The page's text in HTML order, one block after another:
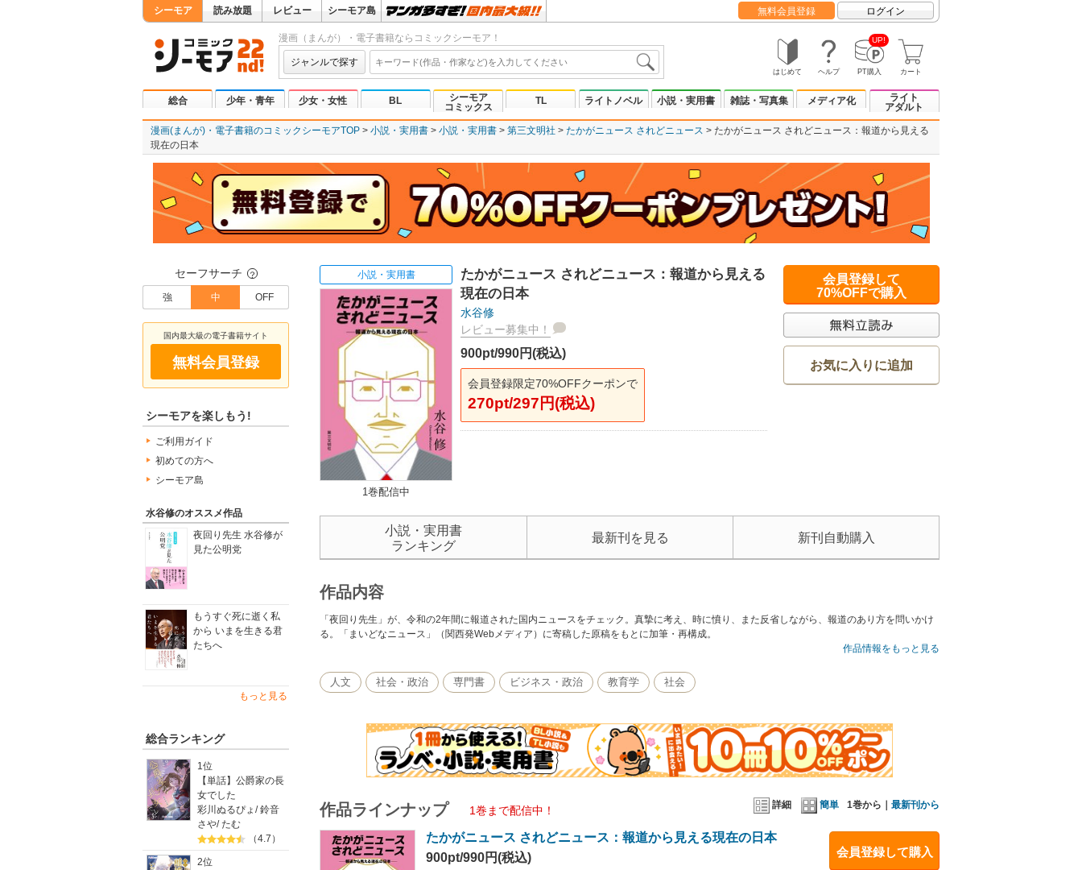
シーモア 読み放題 レビュー シーモア島 無料会員登録 ログイン
漫画（まんが）・電子書籍ならコミックシーモア！
ジャンルで探す
はじめて ヘルプ
UP!
PT購入 カート
総合 少年・青年 少女・女性 BL
シーモア
コミックス
TL ライトノベル 小説・実用書 雑誌・写真集 メディア化
ライト
アダルト
漫画(まんが)・電子書籍のコミックシーモアTOP 小説・実用書 小説・実用書 第三文明社 たかがニュース されどニュース
たかがニュース されどニュース：報道から見える
現在の日本
セーフサーチ ？
強 中 OFF
国内最大級の電子書籍サイト
無料会員登録
シーモアを楽しもう!
ご利用ガイド
初めての方へ
シーモア島
水谷修のオススメ作品
夜回り先生 水谷修が
見た公明党
もうすぐ死に逝く私
から いまを生きる君
たちへ
もっと見る
総合ランキング
1位
【単話】公爵家の長
女でした
彩川ぬるぴょ /鈴音
さや/たむ
（4.7）
2位
小説・実用書
1巻配信中
たかがニュース されどニュース：報道から見える
現在の日本
水谷修
レビュー募集中！
900pt/990円(税込)
会員登録限定70%OFFクーポンで
270pt/297円(税込)
会員登録して
70%OFFで購入
お気に入りに追加
小説・実用書
ランキング
最新刊を見る 新刊自動購入
作品内容
「夜回り先生」が、令和の2年間に報道された国内ニュースをチェック。真摯に考え、時に憤り、また反省しながら、報道のあり方を問いかけ
る。「まいどなニュース」（関西発Webメディア）に寄稿した原稿をもとに加筆・再構成。
作品情報をもっと見る
人文 社会・政治 専門書 ビジネス・政治 教育学 社会
詳細 簡単 1巻から｜ 最新刊から
作品ラインナップ 1巻まで配信中！
会員登録して購入
たかがニュース されどニュース：報道から見える現在の日本
900pt/990円(税込)